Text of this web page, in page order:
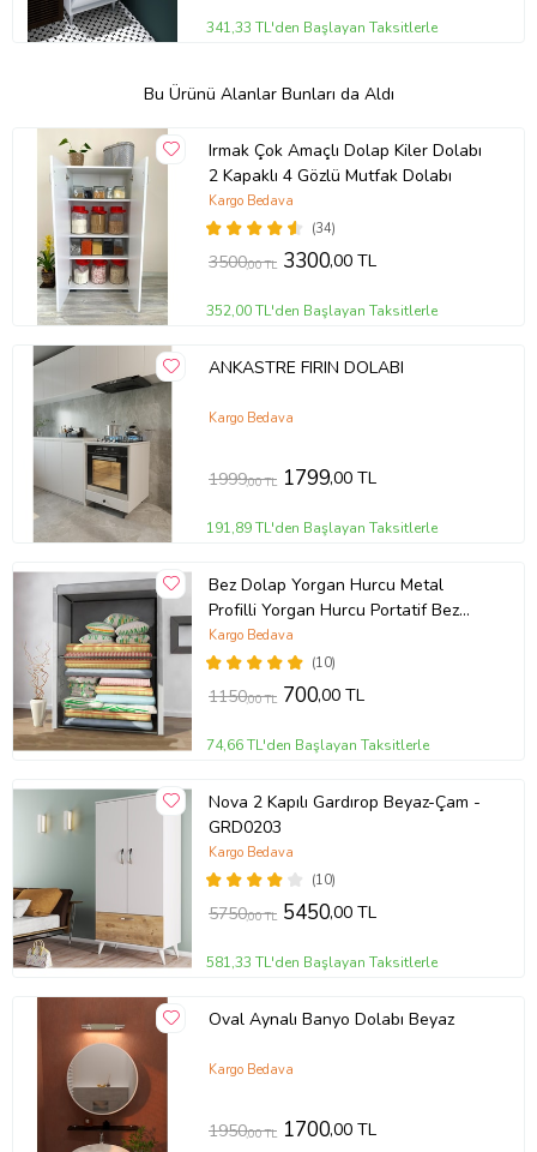
341,33 TL'den Başlayan Taksitlerle
Bu Ürünü Alanlar Bunları da Aldı
Irmak Çok Amaçlı Dolap Kiler Dolabı
2 Kapaklı 4 Gözlü Mutfak Dolabı
(34)
Kargo Bedava
3500,00 TL 3300,00 TL
352,00 TL'den Başlayan Taksitlerle
ANKASTRE FIRIN DOLABI
Kargo Bedava
1999,00 TL 1799,00 TL
191,89 TL'den Başlayan Taksitlerle
Bez Dolap Yorgan Hurcu Metal
Profilli Yorgan Hurcu Portatif Bez
Dolap Çelik Profilli Gri Renk (Gri)
(10)
Kargo Bedava
1150,00 TL 700,00 TL
74,66 TL'den Başlayan Taksitlerle
Nova 2 Kapılı Gardırop Beyaz-Çam -
GRD0203
(10)
Kargo Bedava
5750,00 TL 5450,00 TL
581,33 TL'den Başlayan Taksitlerle
Oval Aynalı Banyo Dolabı Beyaz
Kargo Bedava
1950,00 TL 1700,00 TL